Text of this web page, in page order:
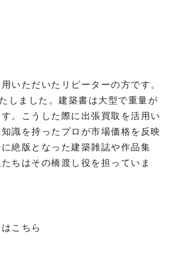
いただいたリピーターの方です。
しました。建築書は大型で重量が
。こうした際に出張買取を活用い
識を持ったプロが市場価格を反映
絶版となった建築雑誌や作品集
ちはその橋渡し役を担っていま
こちら